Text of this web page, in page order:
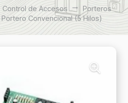
Control de Accesos trending_flat Porteros
Convencional (5 Hilos)